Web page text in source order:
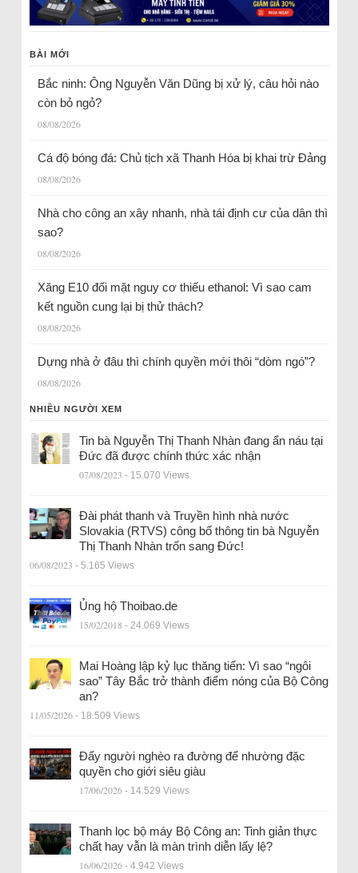
BÀI MỚI
Bắc ninh: Ông Nguyễn Văn Dũng bị xử lý, câu hỏi nào
còn bỏ ngỏ?
08/08/2026
Cá độ bóng đá: Chủ tịch xã Thanh Hóa bị khai trừ Đảng
08/08/2026
Nhà cho công an xây nhanh, nhà tái định cư của dân thì
sao?
08/08/2026
Xăng E10 đối mặt nguy cơ thiếu ethanol: Vì sao cam
kết nguồn cung lại bị thử thách?
08/08/2026
Dựng nhà ở đâu thì chính quyền mới thôi “dòm ngó”?
08/08/2026
NHIỀU NGƯỜI XEM
Tin bà Nguyễn Thị Thanh Nhàn đang ẩn náu tại
Đức đã được chính thức xác nhận
07/08/2023 - 15.070 Views
Đài phát thanh và Truyền hình nhà nước
Slovakia (RTVS) công bố thông tin bà Nguyễn
Thị Thanh Nhàn trốn sang Đức!
06/08/2023 - 5.165 Views
Ủng hộ Thoibao.de
15/02/2018 - 24.069 Views
Mai Hoàng lập kỷ lục thăng tiến: Vì sao “ngôi
sao” Tây Bắc trở thành điểm nóng của Bộ Công
an?
11/05/2026 - 18.509 Views
Đẩy người nghèo ra đường để nhường đặc
quyền cho giới siêu giàu
17/06/2026 - 14.529 Views
Thanh lọc bộ máy Bộ Công an: Tinh giản thực
chất hay vẫn là màn trình diễn lấy lệ?
16/06/2026 - 4.942 Views